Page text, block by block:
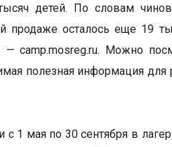
детей. По словам
продаже осталось еще 19
camp.mosreg.ru. Можно
полезная информация
1 мая по 30 сентября в